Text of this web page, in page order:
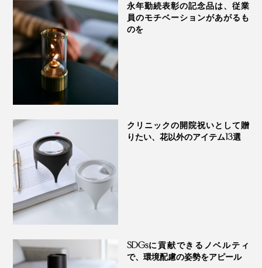
この世にひとつだけの『NENRIN CLOCK』、あなたの
大切な人の節目に、ぜひ贈ってください。
永年勤続表彰の記念品は、従業
員のモチベーションがあがるも
のを
クリニックの開院祝いとして贈
りたい、花以外のアイテム13選
SDGsに貢献できるノベルティ
で、環境配慮の姿勢をアピール